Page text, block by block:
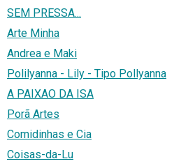
SEM PRESSA...
Arte Minha
Andrea e Maki
Polilyanna - Lily - Tipo Pollyanna
A PAIXAO DA ISA
Porã Artes
Comidinhas e Cia
Coisas-da-Lu